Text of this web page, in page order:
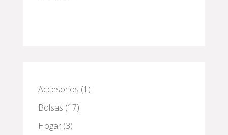
Accesorios 1 1
Bolsas 1717
Hogar 33